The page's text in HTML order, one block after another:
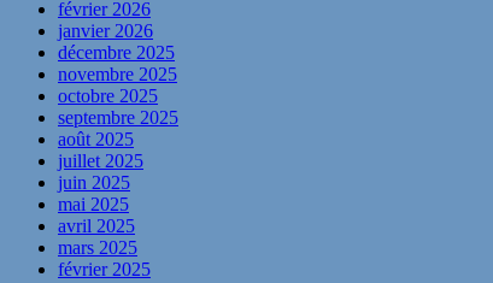
février 2026
janvier 2026
décembre 2025
novembre 2025
octobre 2025
septembre 2025
août 2025
juillet 2025
juin 2025
mai 2025
avril 2025
mars 2025
février 2025